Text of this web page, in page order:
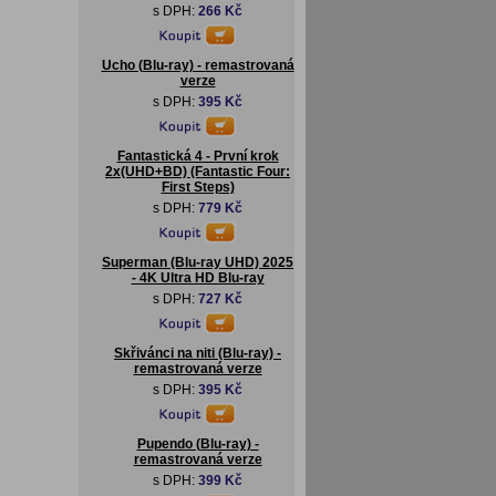
s DPH: 266 Kč
Ucho (Blu-ray) - remastrovaná
verze
s DPH: 395 Kč
Fantastická 4 - První krok
2x(UHD+BD) (Fantastic Four:
First Steps)
s DPH: 779 Kč
Superman (Blu-ray UHD) 2025
- 4K Ultra HD Blu-ray
s DPH: 727 Kč
Skřivánci na niti (Blu-ray) -
remastrovaná verze
s DPH: 395 Kč
Pupendo (Blu-ray) -
remastrovaná verze
s DPH: 399 Kč